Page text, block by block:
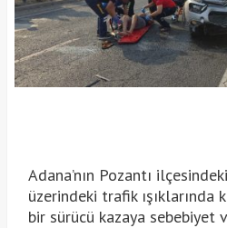
Adana’nın Pozantı
üzerindeki trafik ışıklarında
bir sürücü kazaya sebebiyet